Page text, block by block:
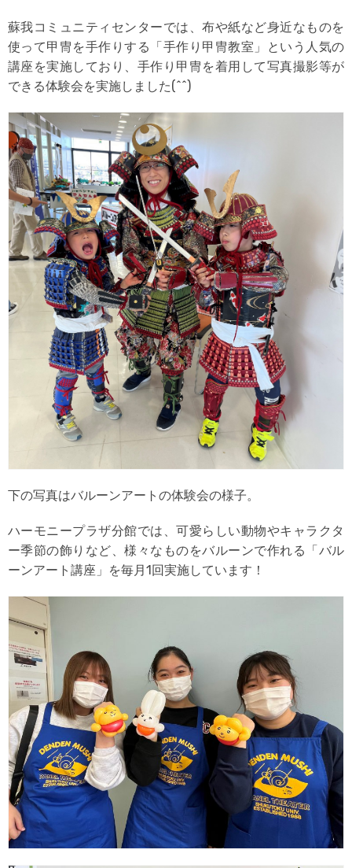
蘇我コミュニティセンターでは、布や紙など身近なものを
使って甲冑を手作りする「手作り甲冑教室」という人気の
講座を実施しており、手作り甲冑を着用して写真撮影等が
できる体験会を実施しました(^^)
下の写真はバルーンアートの体験会の様子。
ハーモニープラザ分館では、可愛らしい動物やキャラクタ
ー季節の飾りなど、様々なものをバルーンで作れる「バル
ーンアート講座」を毎月1回実施しています！